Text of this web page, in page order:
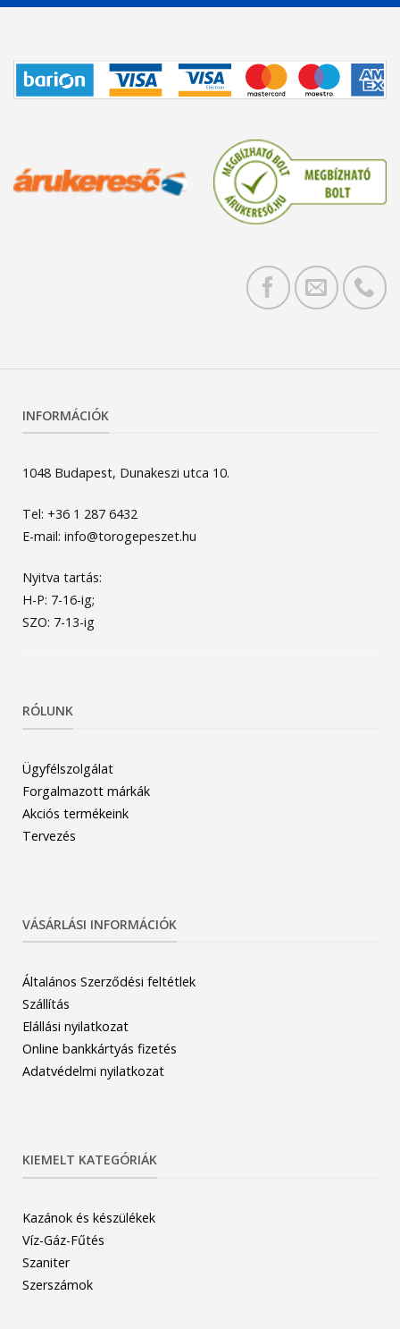
INFORMÁCIÓK
1048 Budapest, Dunakeszi utca 10.
Tel: +36 1 287 6432
E-mail: info@torogepeszet.hu
Nyitva tartás:
H-P: 7-16-ig;
SZO: 7-13-ig
RÓLUNK
Ügyfélszolgálat
Forgalmazott márkák
Akciós termékeink
Tervezés
VÁSÁRLÁSI INFORMÁCIÓK
Általános Szerződési feltétlek
Szállítás
Elállási nyilatkozat
Online bankkártyás fizetés
Adatvédelmi nyilatkozat
KIEMELT KATEGÓRIÁK
Kazánok és készülékek
Víz-Gáz-Fűtés
Szaniter
Szerszámok